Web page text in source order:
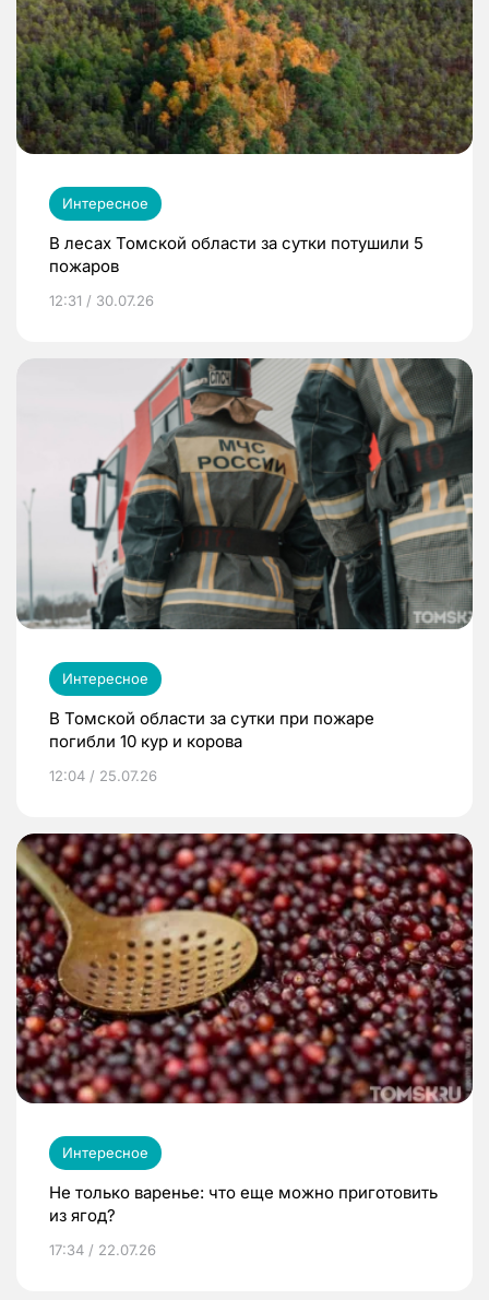
Интересное
В лесах Томской области за сутки потушили 5
пожаров
12:31 / 30.07.26
Интересное
В Томской области за сутки при пожаре
погибли 10 кур и корова
12:04 / 25.07.26
Интересное
Не только варенье: что еще можно приготовить
из ягод?
17:34 / 22.07.26